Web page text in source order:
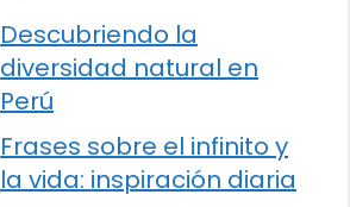
Descubriendo la
diversidad natural en
Perú
Frases sobre el infinito y
la vida: inspiración diaria